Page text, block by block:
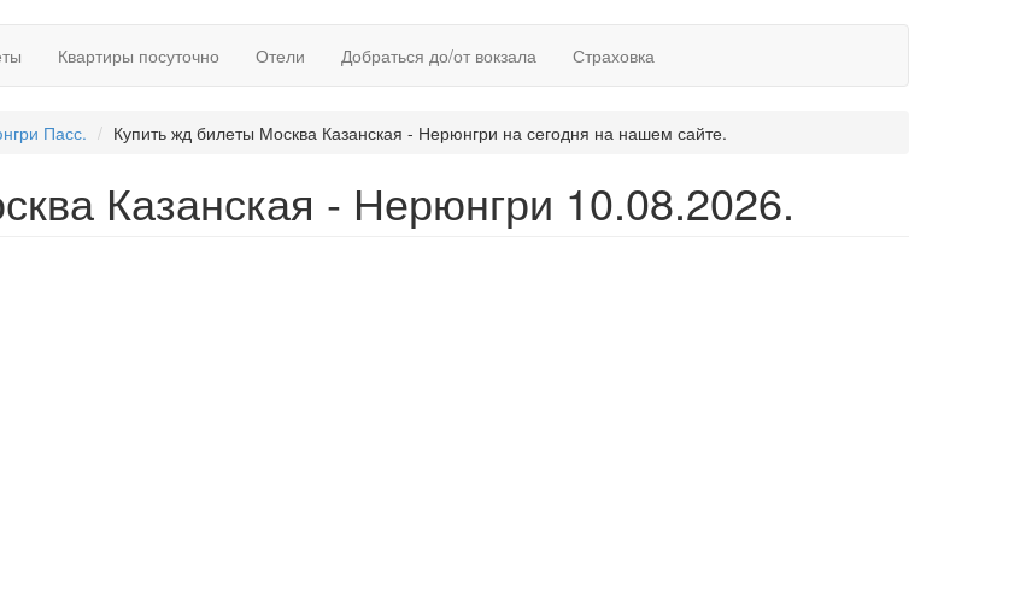
Квартиры посуточно Отели Добраться до/от вокзала Страховка
Пасс. Купить жд билеты Москва Казанская - Нерюнгри на сегодня на нашем сайте.
Казанская - Нерюнгри 10.08.2026.